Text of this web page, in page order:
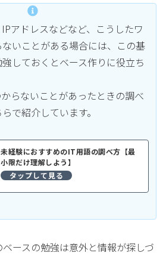
アドレスなどなど、こうしたワ
いことがある場合には、この基
しておくとベース作りに役立ち
らないことがあったときの調べ
で紹介しています。
未経験におすすめのIT用語の調べ方【最
小限だけ理解しよう】
ースの勉強は意外と情報が探しづ